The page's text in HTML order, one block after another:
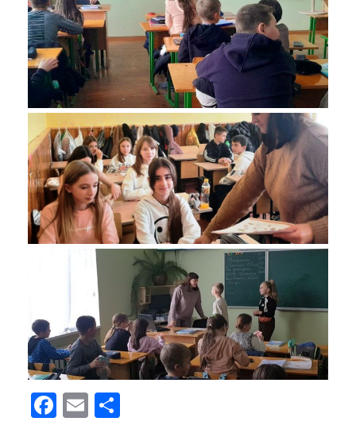
Facebook
Email